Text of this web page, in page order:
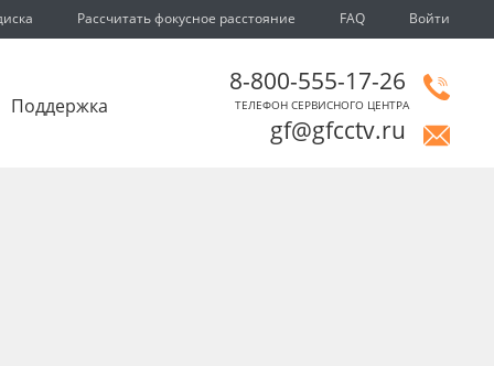
Рассчитать фокусное расстояние FAQ Войти
Поддержка
8-800-555-17-26
ТЕЛЕФОН СЕРВИСНОГО ЦЕНТРА
gf@gfcctv.ru